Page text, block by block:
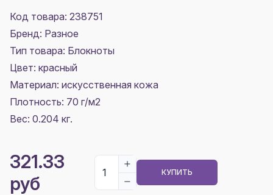
Код товара: 238751
Бренд: Разное
Тип товара: Блокноты
Цвет: красный
Материал: искусственная кожа
Плотность: 70 г/м2
Вес: 0.204 кг.
321.33
руб
КУПИТЬ